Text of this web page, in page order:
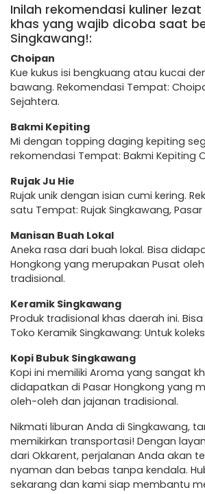
Inilah rekomendasi kuliner
khas yang wajib dicoba saat
Singkawang!:
Choipan
Kue kukus isi bengkuang atau kucai
bawang. Rekomendasi Tempat:
Sejahtera.
Bakmi Kepiting
Mi dengan topping daging kepiting
rekomendasi Tempat: Bakmi Kepiting
Rujak Ju Hie
Rujak unik dengan isian cumi kering.
satu Tempat: Rujak Singkawang, Pasar
Manisan Buah Lokal
Aneka rasa dari buah lokal. Bisa
Hongkong yang merupakan Pusat
tradisional.
Keramik Singkawang
Produk tradisional khas daerah ini.
Toko Keramik Singkawang: Untuk
Kopi Bubuk Singkawang
Kopi ini memiliki Aroma yang sangat
didapatkan di Pasar Hongkong yang
oleh-oleh dan jajanan tradisional.
Nikmati liburan Anda di Singkawang,
memikirkan transportasi! Dengan
dari Okkarent, perjalanan Anda akan
nyaman dan bebas tanpa kendala.
sekarang dan kami siap membantu